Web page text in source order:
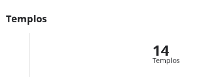
Templos
14
Templos